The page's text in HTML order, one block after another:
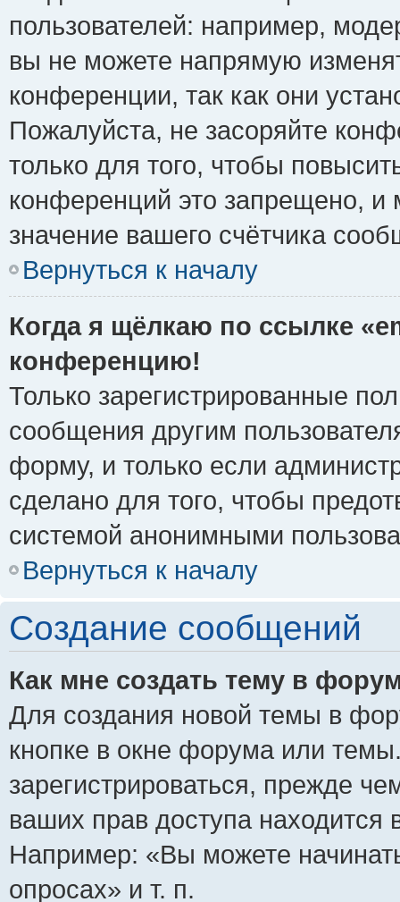
пользователей: например,
вы не можете напрямую
конференции, так как они
Пожалуйста, не засоряйте
только для того, чтобы
конференций это запрещено, и
значение вашего счётчика
Вернуться к началу
Когда я щёлкаю по ссылке
конференцию!
Только зарегистрированные
сообщения другим
форму, и только если
сделано для того, чтобы
системой анонимными
Вернуться к началу
Создание сообщений
Как мне создать тему в
Для создания новой темы в
кнопке в окне форума или
зарегистрироваться, прежде
ваших прав доступа
Например: «Вы можете
опросах» и т. п.